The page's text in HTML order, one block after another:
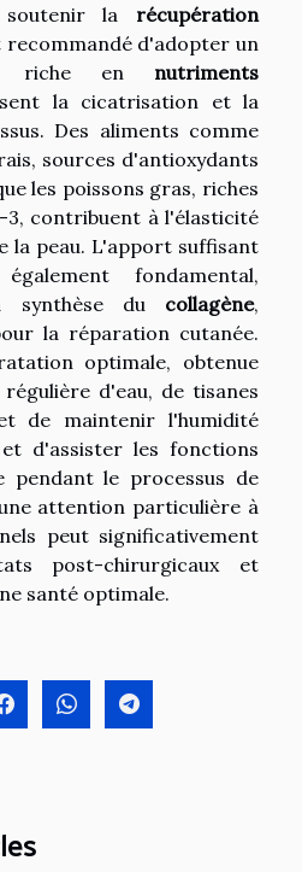
soutenir la récupération
recommandé d'adopter un
riche en nutriments
la cicatrisation et la
Des aliments comme
sources d'antioxydants
les poissons gras, riches
3, contribuent à l'élasticité
la peau. L'apport suffisant
fondamental,
synthèse du collagène,
la réparation cutanée.
optimale, obtenue
d'eau, de tisanes
de maintenir l'humidité
d'assister les fonctions
pendant le processus de
attention particulière à
peut significativement
post-chirurgicaux et
santé optimale.